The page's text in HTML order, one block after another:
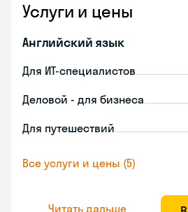
Услуги и цены
Английский язык
Для ИТ-специалистов
Деловой - для бизнеса
Для путешествий
Все услуги и цены (5)
Читать дальше